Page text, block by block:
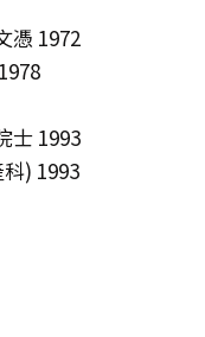
憑 1972
士 1993
) 1993